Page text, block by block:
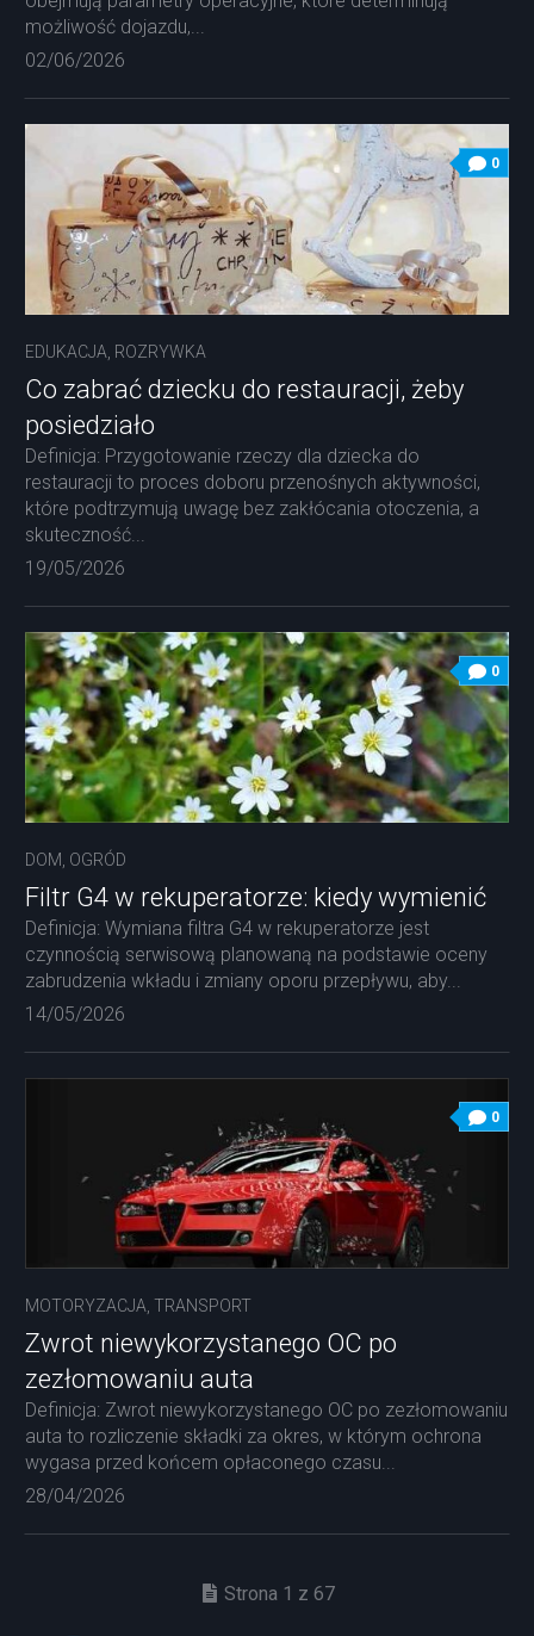
możliwość dojazdu,...
02/06/2026
0
EDUKACJA, ROZRYWKA
Co zabrać dziecku do restauracji, żeby
posiedziało
Definicja: Przygotowanie rzeczy dla dziecka do
restauracji to proces doboru przenośnych aktywności,
które podtrzymują uwagę bez zakłócania otoczenia, a
skuteczność...
19/05/2026
0
DOM, OGRÓD
Filtr G4 w rekuperatorze: kiedy wymienić
Definicja: Wymiana filtra G4 w rekuperatorze jest
czynnością serwisową planowaną na podstawie oceny
zabrudzenia wkładu i zmiany oporu przepływu, aby...
14/05/2026
0
MOTORYZACJA, TRANSPORT
Zwrot niewykorzystanego OC po
zezłomowaniu auta
Definicja: Zwrot niewykorzystanego OC po zezłomowaniu
auta to rozliczenie składki za okres, w którym ochrona
wygasa przed końcem opłaconego czasu...
28/04/2026
Strona 1 z 67